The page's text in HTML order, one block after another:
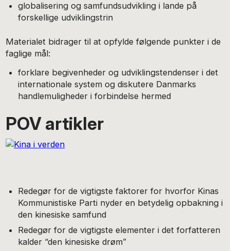
globalisering og samfundsudvikling i lande på
forskellige udviklingstrin
Materialet bidrager til at opfylde følgende punkter i de
faglige mål:
forklare begivenheder og udviklingstendenser i det
internationale system og diskutere Danmarks
handlemuligheder i forbindelse hermed
POV artikler
Redegør for de vigtigste faktorer for hvorfor Kinas
Kommunistiske Parti nyder en betydelig opbakning i
den kinesiske samfund
Redegør for de vigtigste elementer i det forfatteren
kalder “den kinesiske drøm”